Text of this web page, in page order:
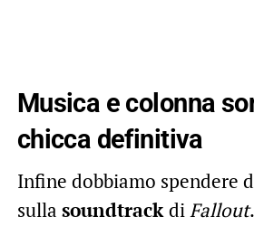
Musica e colonna
chicca definitiva
Infine dobbiamo spendere
sulla soundtrackdiFallout.